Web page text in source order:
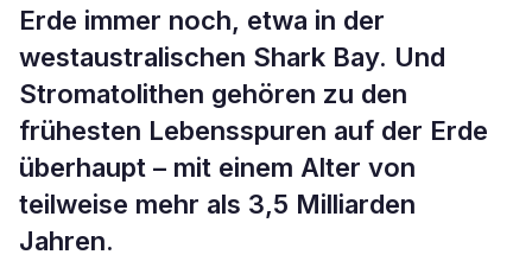
Erde immer noch, etwa in der
westaustralischen Shark Bay. Und
Stromatolithen gehören zu den
frühesten Lebensspuren auf der Erde
überhaupt – mit einem Alter von
teilweise mehr als 3,5 Milliarden
Jahren.